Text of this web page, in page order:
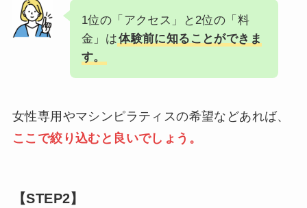
1位の「アクセス」と2位の「料
金」は体験前に知ることができま
す。
女性専用やマシンピラティスの希望などあれば、
ここで絞り込むと良いでしょう。
【STEP2】